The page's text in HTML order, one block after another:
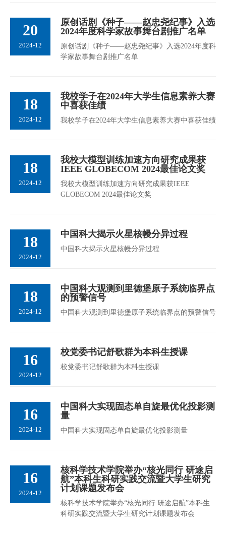
20
2024-12
原创话剧《种子——赵忠尧纪事》入选
2024年度科学家故事舞台剧推广名单
原创话剧《种子——赵忠尧纪事》入选2024年度科
学家故事舞台剧推广名单
18
2024-12
我校学子在2024年大学生信息素养大赛
中喜获佳绩
我校学子在2024年大学生信息素养大赛中喜获佳绩
18
2024-12
我校大模型训练加速方向研究成果获
IEEE GLOBECOM 2024最佳论文奖
我校大模型训练加速方向研究成果获IEEE
GLOBECOM 2024最佳论文奖
18
2024-12
中国科大揭示火星核幔分异过程
中国科大揭示火星核幔分异过程
18
2024-12
中国科大观测到里德堡原子系统临界点
的预警信号
中国科大观测到里德堡原子系统临界点的预警信号
16
2024-12
校党委书记舒歌群为本科生授课
校党委书记舒歌群为本科生授课
16
2024-12
中国科大实现固态单自旋最优化投影测
量
中国科大实现固态单自旋最优化投影测量
16
2024-12
核科学技术学院举办“核光同行 研途启
航”本科生科研实践交流暨大学生研究
计划课题发布会
核科学技术学院举办“核光同行 研途启航”本科生
科研实践交流暨大学生研究计划课题发布会